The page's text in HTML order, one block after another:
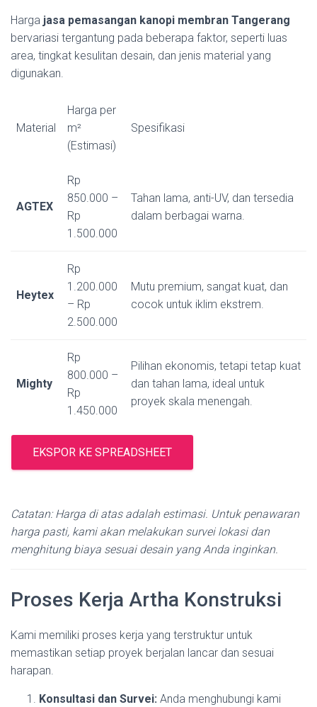
Harga jasa pemasangan kanopi membran Tangerang
bervariasi tergantung pada beberapa faktor, seperti luas
area, tingkat kesulitan desain, dan jenis material yang
digunakan.
Material
Harga per
m²
(Estimasi)
Spesifikasi
AGTEX
Rp
850.000 –
Rp
1.500.000
Tahan lama, anti-UV, dan tersedia
dalam berbagai warna.
Heytex
Rp
1.200.000
– Rp
2.500.000
Mutu premium, sangat kuat, dan
cocok untuk iklim ekstrem.
Mighty
Rp
800.000 –
Rp
1.450.000
Pilihan ekonomis, tetapi tetap kuat
dan tahan lama, ideal untuk
proyek skala menengah.
EKSPOR KE SPREADSHEET
Catatan: Harga di atas adalah estimasi. Untuk penawaran
harga pasti, kami akan melakukan survei lokasi dan
menghitung biaya sesuai desain yang Anda inginkan.
Proses Kerja Artha Konstruksi
Kami memiliki proses kerja yang terstruktur untuk
memastikan setiap proyek berjalan lancar dan sesuai
harapan.
Konsultasi dan Survei: Anda menghubungi kami